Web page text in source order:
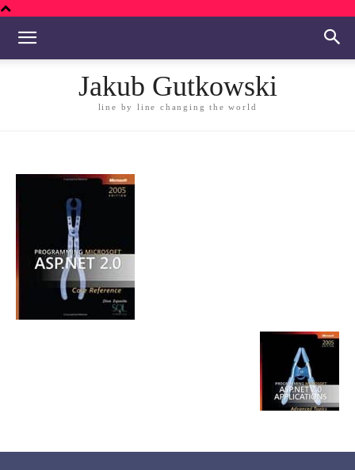
Jakub Gutkowski
line by line changing the world